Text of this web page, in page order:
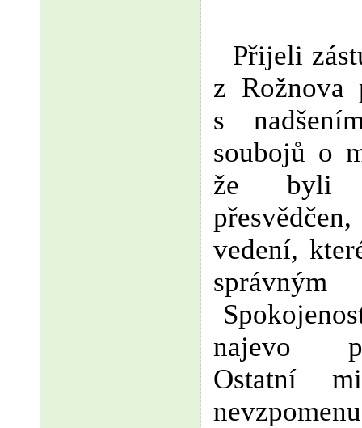
Přijeli
z Rožnova
s
soubojů o
že byli
vedení,
správným
najevo
Ostatní